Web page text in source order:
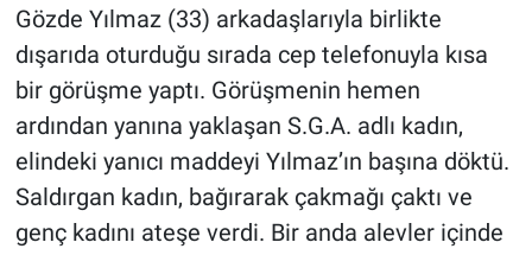
Gözde Yılmaz (33) arkadaşlarıyla birlikte
dışarıda oturduğu sırada cep telefonuyla kısa
bir görüşme yaptı. Görüşmenin hemen
ardından yanına yaklaşan S.G.A. adlı kadın,
elindeki yanıcı maddeyi Yılmaz’ın başına döktü.
Saldırgan kadın, bağırarak çakmağı çaktı ve
genç kadını ateşe verdi. Bir anda alevler içinde